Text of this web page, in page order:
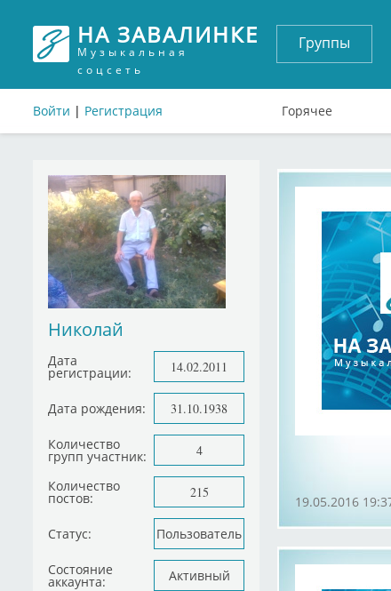
НА ЗАВАЛИНКЕ
Музыкальная
соцсеть
Войти | Регистрация
Группы
Горячее
Николай
Дата
регистрации: 14.02.2011
Дата рождения: 31.10.1938
Количество
групп участник: 4
Количество
постов: 215
Статус: Пользователь
Состояние
аккаунта: Активный
19.05.2016